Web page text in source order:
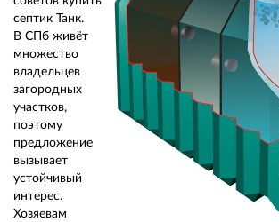
септик Танк.
В СПб живёт
множество
владельцев
загородных
участков,
поэтому
предложение
вызывает
устойчивый
интерес.
Хозяевам